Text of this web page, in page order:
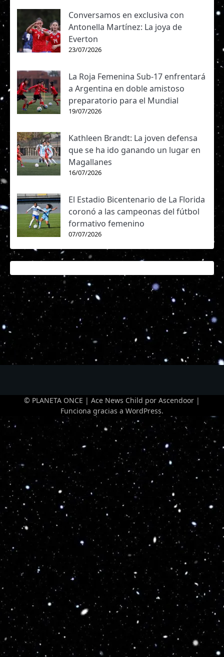
Conversamos en exclusiva con
Antonella Martínez: La joya de
Everton
23/07/2026
La Roja Femenina Sub-17 enfrentará
a Argentina en doble amistoso
preparatorio para el Mundial
19/07/2026
Kathleen Brandt: La joven defensa
que se ha ido ganando un lugar en
Magallanes
16/07/2026
El Estadio Bicentenario de La Florida
coronó a las campeonas del fútbol
formativo femenino
07/07/2026
© PLANETA ONCE | Ace News Child por Ascendoor |
Funciona gracias a WordPress.